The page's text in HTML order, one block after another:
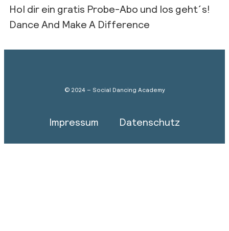
Hol dir ein gratis Probe-Abo und los geht´s!
Dance And Make A Difference
© 2024 – Social Dancing Academy
Impressum Datenschutz